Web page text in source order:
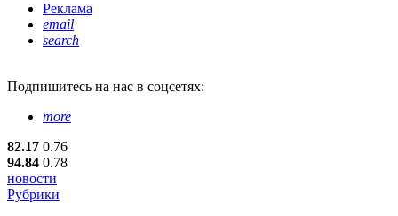
Реклама
email
search
Подпишитесь на нас в соцсетях:
more
82.17 0.76
94.84 0.78
новости
Рубрики